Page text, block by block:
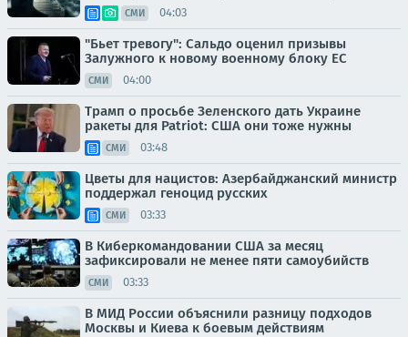
СМИ 04:03
"Бьет тревогу": Сальдо оценил призывы
Залужного к новому военному блоку ЕС
СМИ 04:00
Трамп о просьбе Зеленского дать Украине
ракеты для Patriot: США они тоже нужны
СМИ 03:48
Цветы для нацистов: Азербайджанский министр
поддержал геноцид русских
СМИ 03:33
В Киберкомандовании США за месяц
зафиксировали не менее пяти самоубийств
СМИ 03:33
В МИД России объяснили разницу подходов
Москвы и Киева к боевым действиям